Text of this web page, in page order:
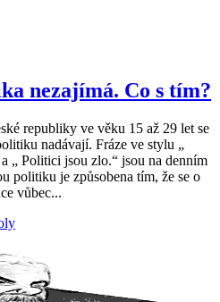
nezajímá. Co s tím?
republiky ve věku 15 až 29 let se
nadávají. Fráze ve stylu „
„ Politici jsou zlo.“ jsou na denním
politiku je způsobena tím, že se o
vůbec...